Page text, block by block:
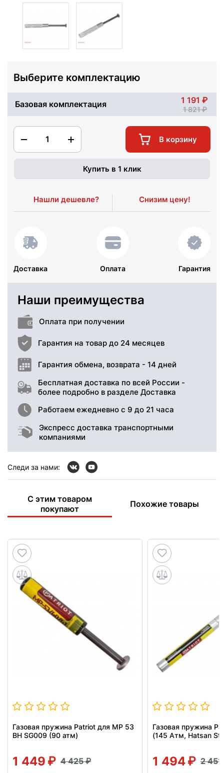
Выберите комплектацию
Базовая комплектация 1 191
1 821
1 В корзину
Купить в 1 клик
Нашли дешевле? Снизим цену!
Доставка Оплата Гарантия
Наши преимущества
Оплата при получении
Гарантия на товар до 24 месяцев
Гарантия обмена, возврата - 14 дней
Бесплатная доставка по всей России -
более подробно в разделе Доставка
Работаем ежедневно с 9 до 21 часа
Экспресс доставка транспортными
компаниями
Следи за нами:
С этим товаром
покупают
Похожие товары
Газовая пружина Patriot для МР 53
BH SG009 (90 атм)
1 449 4 425
Газовая пружина
(145 Атм, Hatsan
1 494 2 451